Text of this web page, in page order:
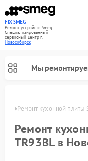
FIX-SMEG
Ремонт устройств Smeg
Специализированный
cервисный центр г.
Новосибирск
Мы
Ремонт кухонной плиты
Ремонт
TR93BL в